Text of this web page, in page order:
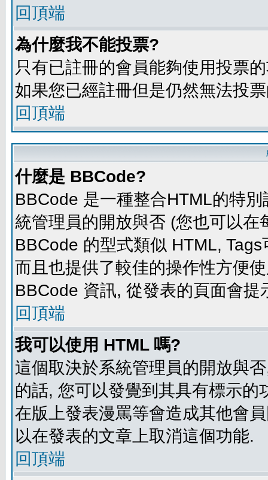
回頂端
為什麼我不能投票?
只有已註冊的會員能夠使用投票
如果您已經註冊但是仍然無法投
回頂端
什麼是 BBCode?
BBCode 是一種整合HTML的特
統管理員的開放與否 (您也可以
BBCode 的型式類似 HTML,
而且也提供了較佳的操作性方便
BBCode 資訊, 從發表的頁面會提
回頂端
我可以使用 HTML 嗎?
這個取決於系統管理員的開放與
的話, 您可以發覺到其具有標示
在版上發表漫罵等會造成其他會
以在發表的文章上取消這個功能.
回頂端